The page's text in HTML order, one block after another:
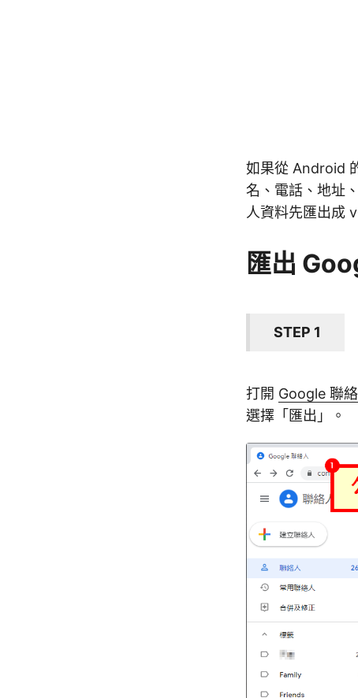
如果從 Android
名、電話、地址
人資料先匯出成
匯出
STEP 1
打開 Google 聯
選擇「匯出」。